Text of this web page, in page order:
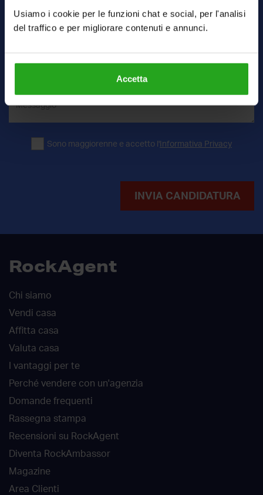
Usiamo i cookie per le funzioni chat e social, per l'analisi
del traffico e per migliorare contenuti e annunci.
Accetta
Sono maggiorenne e accetto l' Informativa Privacy
INVIA CANDIDATURA
RockAgent
Chi siamo
Vendi casa
Affitta casa
Valuta casa
I vantaggi per te
Perché vendere con un'agenzia
Domande frequenti
Rassegna stampa
Recensioni su RockAgent
Diventa RockAmbassor
Magazine
Area Clienti